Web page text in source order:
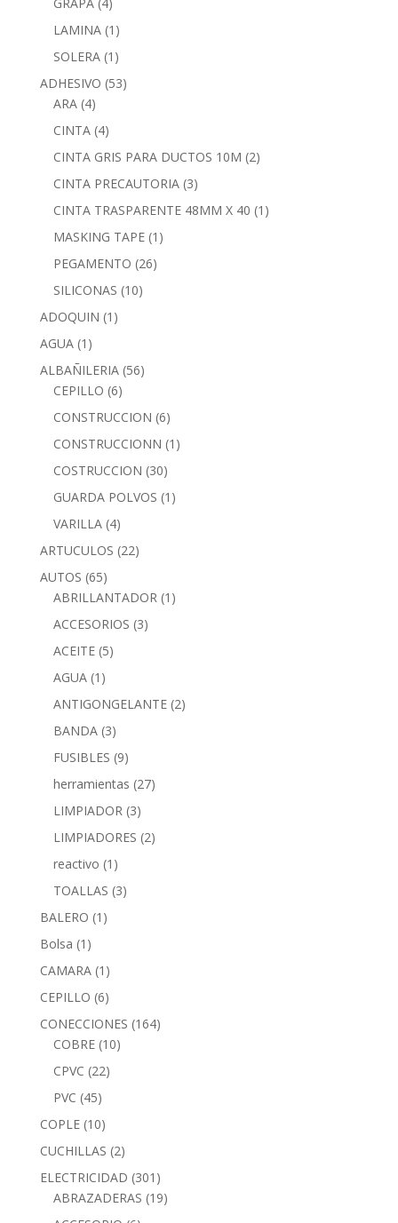
LAMINA (1)
SOLERA (1)
ADHESIVO (53)
ARA (4)
CINTA (4)
CINTA GRIS PARA DUCTOS 10M (2)
CINTA PRECAUTORIA (3)
CINTA TRASPARENTE 48MM X 40 (1)
MASKING TAPE (1)
PEGAMENTO (26)
SILICONAS (10)
ADOQUIN (1)
AGUA (1)
ALBAÑILERIA (56)
CEPILLO (6)
CONSTRUCCION (6)
CONSTRUCCIONN (1)
COSTRUCCION (30)
GUARDA POLVOS (1)
VARILLA (4)
ARTUCULOS (22)
AUTOS (65)
ABRILLANTADOR (1)
ACCESORIOS (3)
ACEITE (5)
AGUA (1)
ANTIGONGELANTE (2)
BANDA (3)
FUSIBLES (9)
herramientas (27)
LIMPIADOR (3)
LIMPIADORES (2)
reactivo (1)
TOALLAS (3)
BALERO (1)
Bolsa (1)
CAMARA (1)
CEPILLO (6)
CONECCIONES (164)
COBRE (10)
CPVC (22)
PVC (45)
COPLE (10)
CUCHILLAS (2)
ELECTRICIDAD (301)
ABRAZADERAS (19)